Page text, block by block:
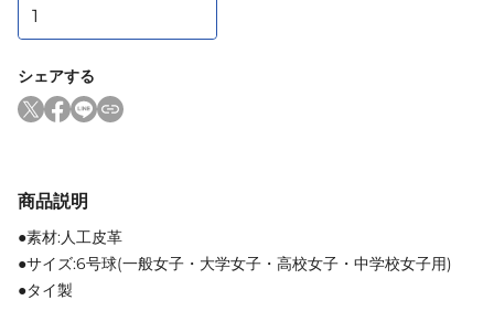
シェアする
商品説明
●素材:人工皮革
●サイズ:6号球(一般女子・大学女子・高校女子・中学校女子用)
●タイ製